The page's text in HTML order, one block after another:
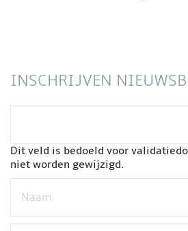
INSCHRIJVEN
Dit veld is bedoeld voor
niet worden gewijzigd.